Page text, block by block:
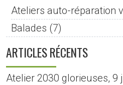
Ateliers auto-réparation
Balades (7)
ARTICLES RÉCENTS
Atelier 2030 glorieuses, 9